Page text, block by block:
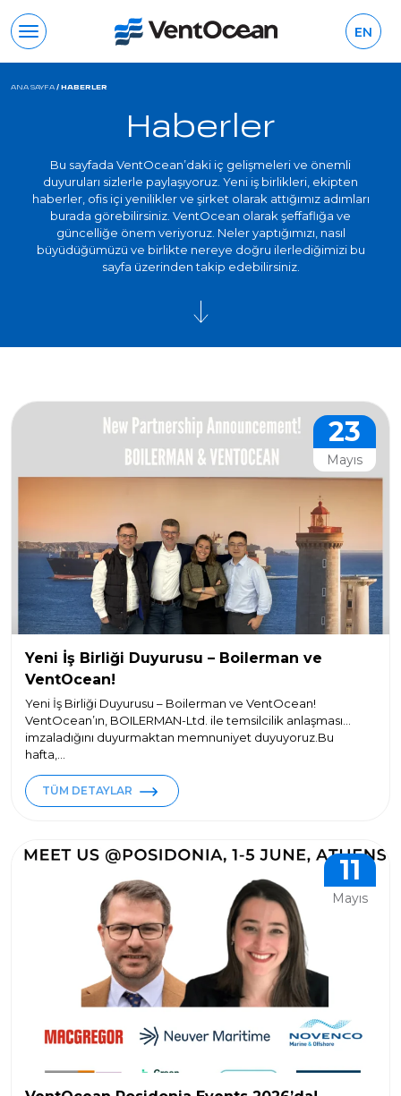
EN
ANA SAYFA / HABERLER
Haberler
Bu sayfada VentOcean’daki iç gelişmeleri ve önemli
duyuruları sizlerle paylaşıyoruz. Yeni iş birlikleri, ekipten
haberler, ofis içi yenilikler ve şirket olarak attığımız adımları
burada görebilirsiniz. VentOcean olarak şeffaflığa ve
güncelliğe önem veriyoruz. Neler yaptığımızı, nasıl
büyüdüğümüzü ve birlikte nereye doğru ilerlediğimizi bu
sayfa üzerinden takip edebilirsiniz.
23
Mayıs
Yeni İş Birliği Duyurusu – Boilerman ve
VentOcean!
Yeni İş Birliği Duyurusu – Boilerman ve VentOcean!
VentOcean’ın, BOILERMAN-Ltd. ile temsilcilik anlaşması
imzaladığını duyurmaktan memnuniyet duyuyoruz.Bu
hafta,...
TÜM DETAYLAR
11
Mayıs